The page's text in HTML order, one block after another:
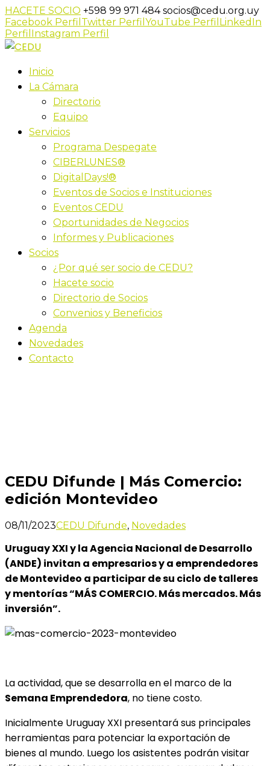
HACETE SOCIO +598 99 971 484socios@cedu.org.uy
Facebook Perfil Twitter Perfil YouTube Perfil LinkedIn
Perfil Instagram Perfil
Inicio
La Cámara
Directorio
Equipo
Servicios
Programa Despegate
CIBERLUNES®
DigitalDays!®
Eventos de Socios e Instituciones
Eventos CEDU
Oportunidades de Negocios
Informes y Publicaciones
Socios
¿Por qué ser socio de CEDU?
Hacete socio
Directorio de Socios
Convenios y Beneficios
Agenda
Novedades
Contacto
CEDU Difunde | Más Comercio:
edición Montevideo
08/11/2023CEDU Difunde, Novedades
Uruguay XXI y la Agencia Nacional de Desarrollo
(ANDE) invitan a empresarios y a emprendedores
de Montevideo a participar de su ciclo de talleres
y mentorías “MÁS COMERCIO. Más mercados. Más
inversión”.
La actividad, que se desarrolla en el marco de la
Semana Emprendedora, no tiene costo.
Inicialmente Uruguay XXI presentará sus principales
herramientas para potenciar la exportación de
bienes al mundo. Luego los asistentes podrán visitar